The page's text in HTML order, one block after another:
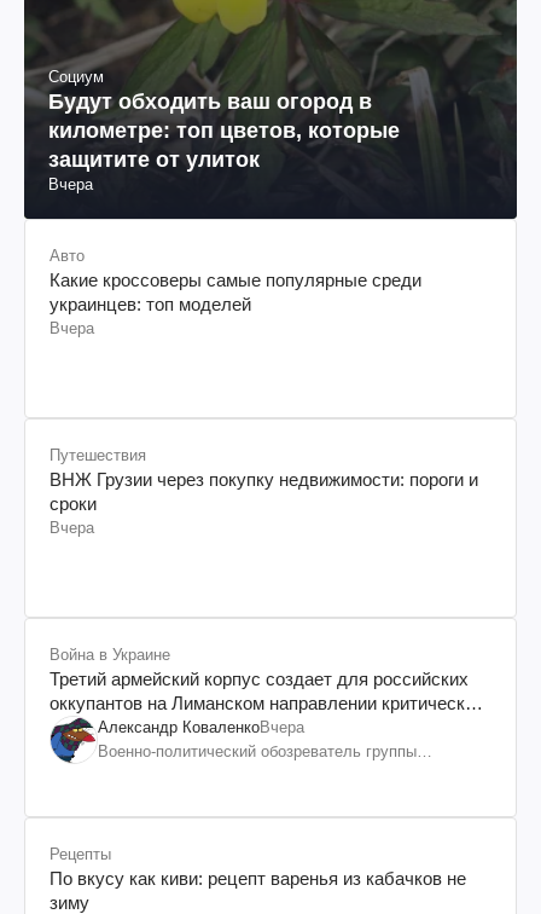
Социум
Будут обходить ваш огород в
километре: топ цветов, которые
защитите от улиток
Вчера
Авто
Какие кроссоверы самые популярные среди
украинцев: топ моделей
Вчера
Путешествия
ВНЖ Грузии через покупку недвижимости: пороги и
сроки
Вчера
Война в Украине
Третий армейский корпус создает для российских
оккупантов на Лиманском направлении критический
дискомфорт: как это удалось
Александр КоваленкоВчера
Военно-политический обозреватель группы
Рецепты
По вкусу как киви: рецепт варенья из кабачков не
зиму